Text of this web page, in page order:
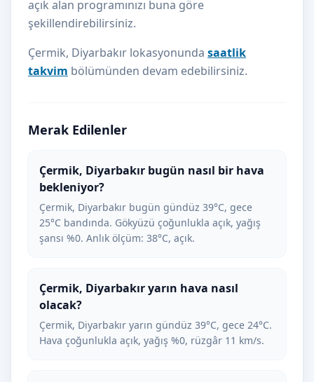
açık alan programınızı buna göre
şekillendirebilirsiniz.
Çermik, Diyarbakır lokasyonunda saatlik
takvim bölümünden devam edebilirsiniz.
Merak Edilenler
Çermik, Diyarbakır bugün nasıl bir hava
bekleniyor?
Çermik, Diyarbakır bugün gündüz 39°C, gece
25°C bandında. Gökyüzü çoğunlukla açık, yağış
şansı %0. Anlık ölçüm: 38°C, açık.
Çermik, Diyarbakır yarın hava nasıl
olacak?
Çermik, Diyarbakır yarın gündüz 39°C, gece 24°C.
Hava çoğunlukla açık, yağış %0, rüzgâr 11 km/s.